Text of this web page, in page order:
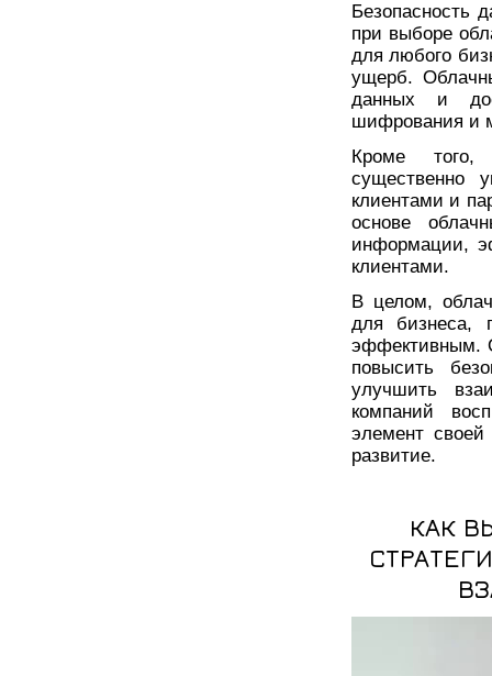
Безопасность
при выборе
для любого
ущерб.
данных и
шифрования и
Кроме того,
существенно
клиентами и
основе
информации,
клиентами.
В целом,
для бизнеса,
эффективным.
повысить
улучшить
компаний
элемент
развитие.
КАК